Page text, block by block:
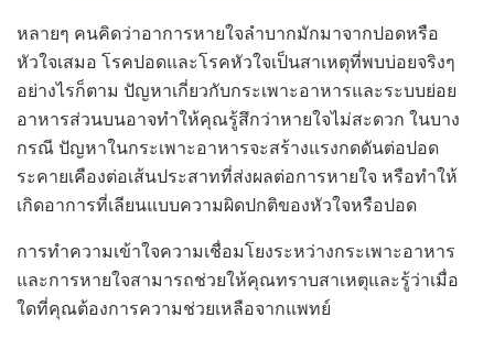
หลายๆ คนคิดว่าอาการหายใจลำบากมักมาจากปอดหรือ
หัวใจเสมอ โรคปอดและโรคหัวใจเป็นสาเหตุที่พบบ่อยจริงๆ
อย่างไรก็ตาม ปัญหาเกี่ยวกับกระเพาะอาหารและระบบย่อย
อาหารส่วนบนอาจทำให้คุณรู้สึกว่าหายใจไม่สะดวก ในบาง
กรณี ปัญหาในกระเพาะอาหารจะสร้างแรงกดดันต่อปอด
ระคายเคืองต่อเส้นประสาทที่ส่งผลต่อการหายใจ หรือทำให้
เกิดอาการที่เลียนแบบความผิดปกติของหัวใจหรือปอด
การทำความเข้าใจความเชื่อมโยงระหว่างกระเพาะอาหาร
และการหายใจสามารถช่วยให้คุณทราบสาเหตุและรู้ว่าเมื่อ
ใดที่คุณต้องการความช่วยเหลือจากแพทย์